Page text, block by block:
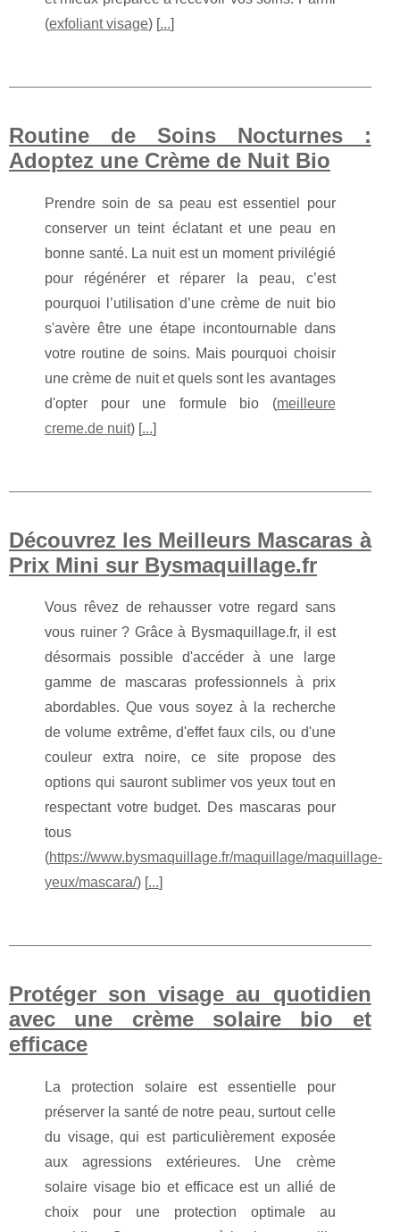
(exfoliant visage) [...]
Routine de Soins Nocturnes :
Adoptez une Crème de Nuit Bio
Prendre soin de sa peau est essentiel pour
conserver un teint éclatant et une peau en
bonne santé. La nuit est un moment privilégié
pour régénérer et réparer la peau, c’est
pourquoi l’utilisation d’une crème de nuit bio
s'avère être une étape incontournable dans
votre routine de soins. Mais pourquoi choisir
une crème de nuit et quels sont les avantages
d'opter pour une formule bio (meilleure
creme.de nuit) [...]
Découvrez les Meilleurs Mascaras à
Prix Mini sur Bysmaquillage.fr
Vous rêvez de rehausser votre regard sans
vous ruiner ? Grâce à Bysmaquillage.fr, il est
désormais possible d'accéder à une large
gamme de mascaras professionnels à prix
abordables. Que vous soyez à la recherche
de volume extrême, d'effet faux cils, ou d'une
couleur extra noire, ce site propose des
options qui sauront sublimer vos yeux tout en
respectant votre budget. Des mascaras pour
tous
(https://www.bysmaquillage.fr/maquillage/maquillage-
yeux/mascara/) [ ...
Protéger son visage au quotidien
avec une crème solaire bio et
efficace
La protection solaire est essentielle pour
préserver la santé de notre peau, surtout celle
du visage, qui est particulièrement exposée
aux agressions extérieures. Une crème
solaire visage bio et efficace est un allié de
choix pour une protection optimale au